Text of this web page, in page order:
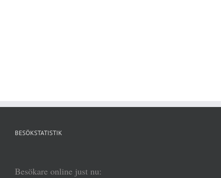
BESÖKSTATISTIK
Besökare online just nu: